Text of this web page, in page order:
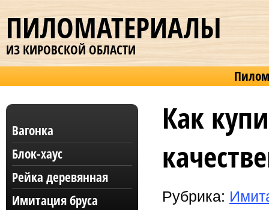
ПИЛОМАТЕРИАЛЫ
ИЗ КИРОВСКОЙ ОБЛАСТИ
Вагонка
Блок-хаус
Рейка деревянная
Имитация бруса
Как
Рубрика: